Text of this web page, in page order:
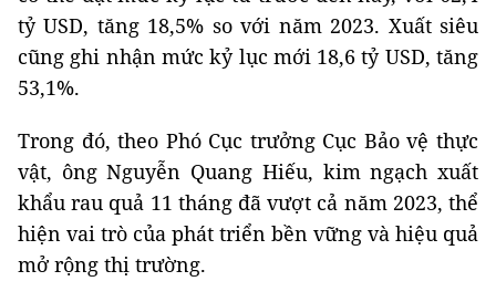
tỷ USD, tăng 18,5% so với năm 2023. Xuất siêu
cũng ghi nhận mức kỷ lục mới 18,6 tỷ USD, tăng
53,1%.
Trong đó, theo Phó Cục trưởng Cục Bảo vệ thực
vật, ông Nguyễn Quang Hiếu, kim ngạch xuất
khẩu rau quả 11 tháng đã vượt cả năm 2023, thể
hiện vai trò của phát triển bền vững và hiệu quả
mở rộng thị trường.